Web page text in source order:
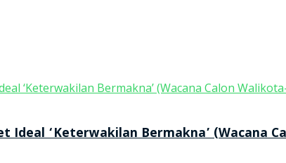
Ideal ‘Keterwakilan Bermakna’ (Wacana